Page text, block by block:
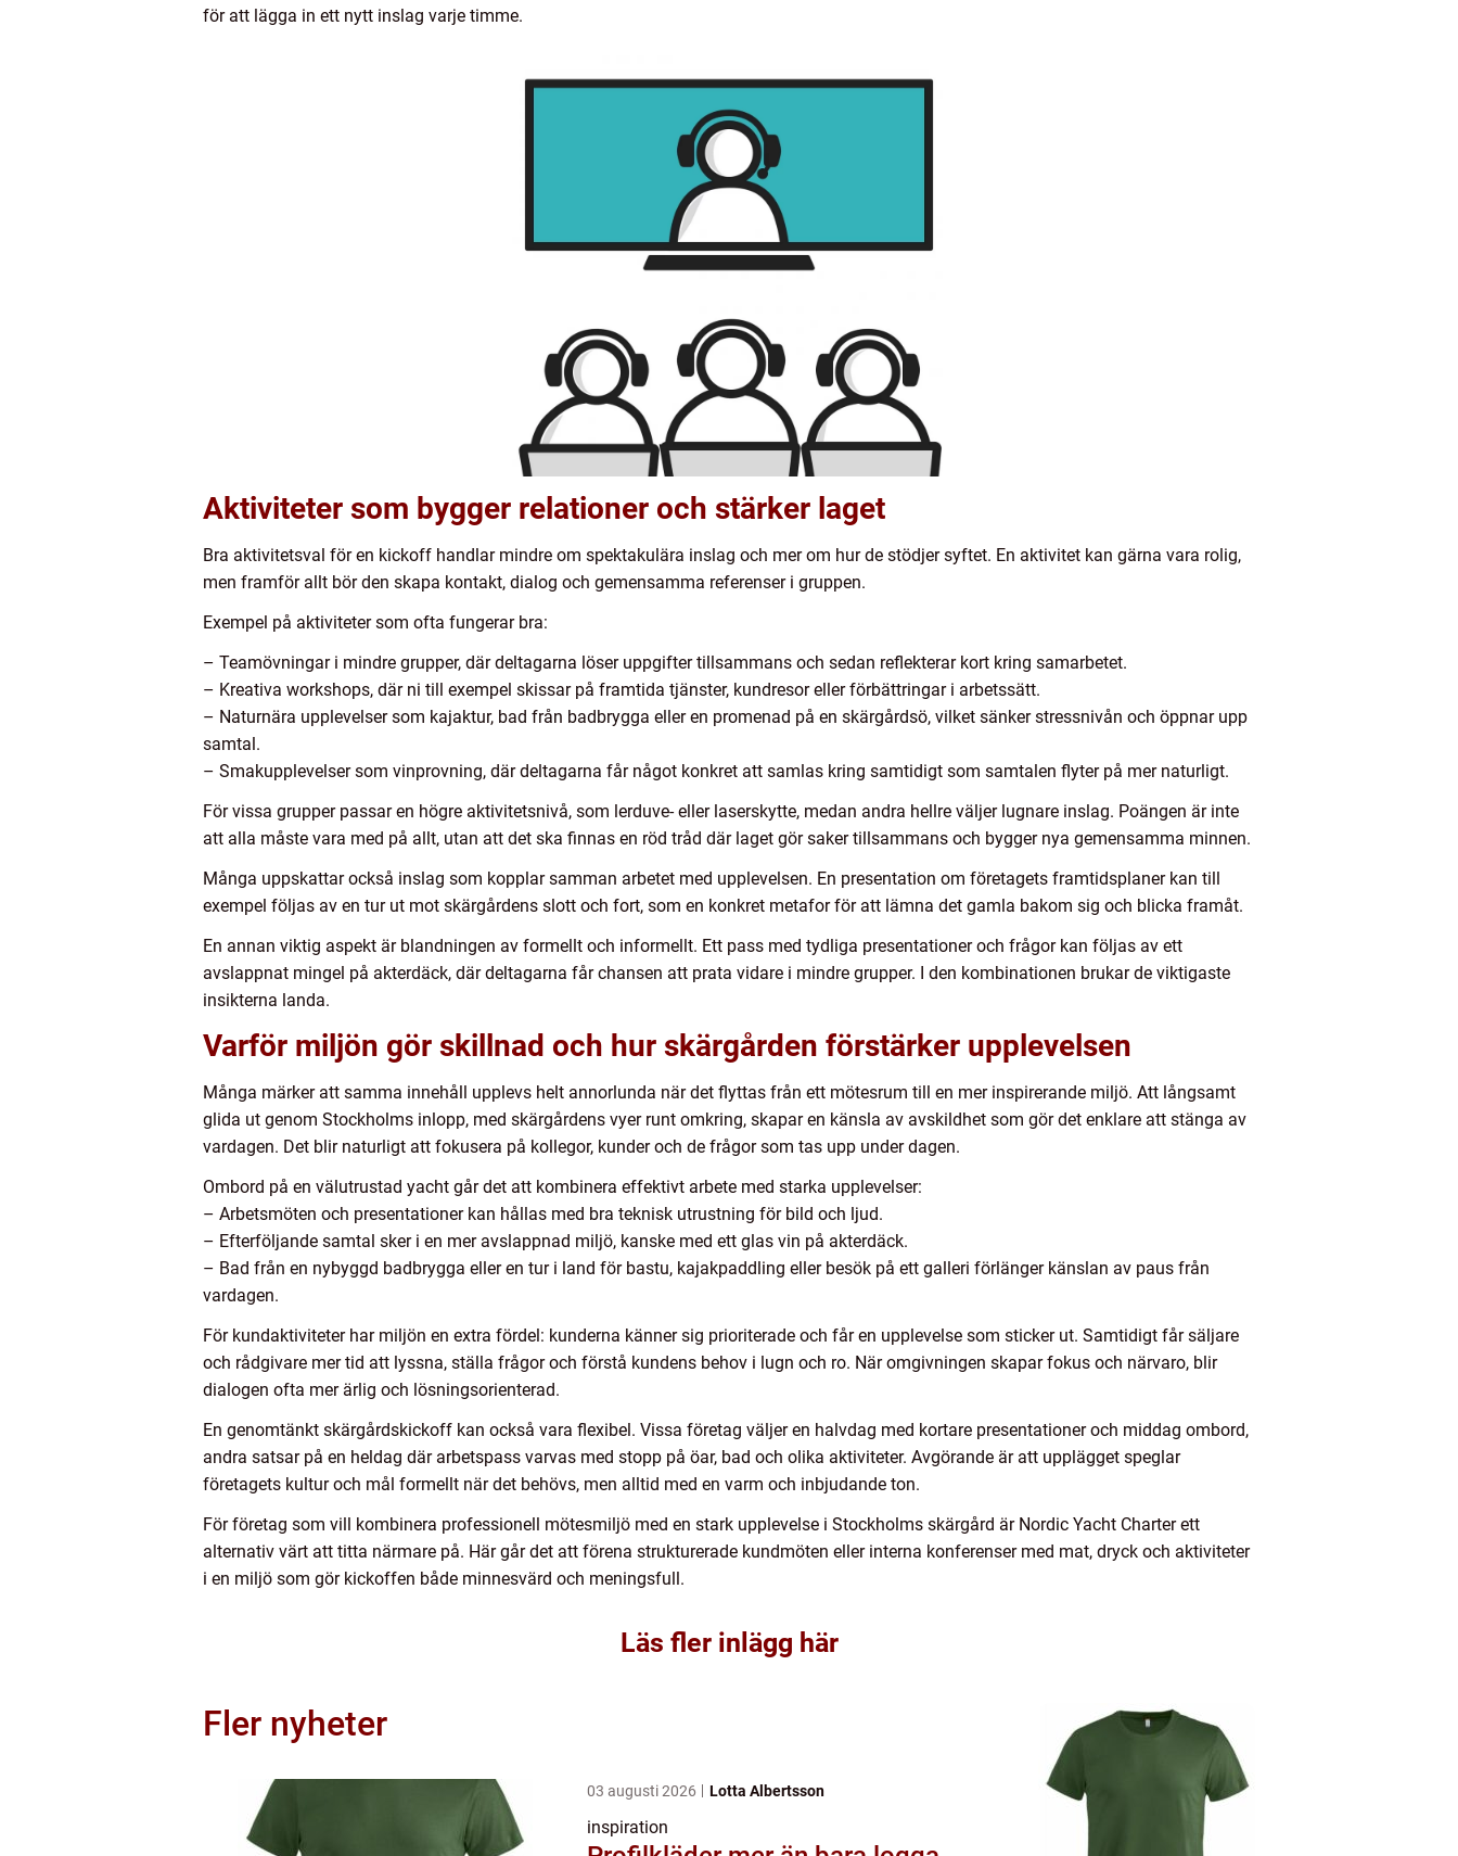
för att lägga in ett nytt inslag varje timme.
Aktiviteter som bygger relationer och stärker laget
Bra aktivitetsval för en kickoff handlar mindre om spektakulära inslag och mer om hur de stödjer syftet. En aktivitet kan gärna vara rolig,
men framför allt bör den skapa kontakt, dialog och gemensamma referenser i gruppen.
Exempel på aktiviteter som ofta fungerar bra:
– Teamövningar i mindre grupper, där deltagarna löser uppgifter tillsammans och sedan reflekterar kort kring samarbetet.
– Kreativa workshops, där ni till exempel skissar på framtida tjänster, kundresor eller förbättringar i arbetssätt.
– Naturnära upplevelser som kajaktur, bad från badbrygga eller en promenad på en skärgårdsö, vilket sänker stressnivån och öppnar upp
samtal.
– Smakupplevelser som vinprovning, där deltagarna får något konkret att samlas kring samtidigt som samtalen flyter på mer naturligt.
För vissa grupper passar en högre aktivitetsnivå, som lerduve- eller laserskytte, medan andra hellre väljer lugnare inslag. Poängen är inte
att alla måste vara med på allt, utan att det ska finnas en röd tråd där laget gör saker tillsammans och bygger nya gemensamma minnen.
Många uppskattar också inslag som kopplar samman arbetet med upplevelsen. En presentation om företagets framtidsplaner kan till
exempel följas av en tur ut mot skärgårdens slott och fort, som en konkret metafor för att lämna det gamla bakom sig och blicka framåt.
En annan viktig aspekt är blandningen av formellt och informellt. Ett pass med tydliga presentationer och frågor kan följas av ett
avslappnat mingel på akterdäck, där deltagarna får chansen att prata vidare i mindre grupper. I den kombinationen brukar de viktigaste
insikterna landa.
Varför miljön gör skillnad och hur skärgården förstärker upplevelsen
Många märker att samma innehåll upplevs helt annorlunda när det flyttas från ett mötesrum till en mer inspirerande miljö. Att långsamt
glida ut genom Stockholms inlopp, med skärgårdens vyer runt omkring, skapar en känsla av avskildhet som gör det enklare att stänga av
vardagen. Det blir naturligt att fokusera på kollegor, kunder och de frågor som tas upp under dagen.
Ombord på en välutrustad yacht går det att kombinera effektivt arbete med starka upplevelser:
– Arbetsmöten och presentationer kan hållas med bra teknisk utrustning för bild och ljud.
– Efterföljande samtal sker i en mer avslappnad miljö, kanske med ett glas vin på akterdäck.
– Bad från en nybyggd badbrygga eller en tur i land för bastu, kajakpaddling eller besök på ett galleri förlänger känslan av paus från
vardagen.
För kundaktiviteter har miljön en extra fördel: kunderna känner sig prioriterade och får en upplevelse som sticker ut. Samtidigt får säljare
och rådgivare mer tid att lyssna, ställa frågor och förstå kundens behov i lugn och ro. När omgivningen skapar fokus och närvaro, blir
dialogen ofta mer ärlig och lösningsorienterad.
En genomtänkt skärgårdskickoff kan också vara flexibel. Vissa företag väljer en halvdag med kortare presentationer och middag ombord,
andra satsar på en heldag där arbetspass varvas med stopp på öar, bad och olika aktiviteter. Avgörande är att upplägget speglar
företagets kultur och mål formellt när det behövs, men alltid med en varm och inbjudande ton.
För företag som vill kombinera professionell mötesmiljö med en stark upplevelse i Stockholms skärgård är Nordic Yacht Charter ett
alternativ värt att titta närmare på. Här går det att förena strukturerade kundmöten eller interna konferenser med mat, dryck och aktiviteter
i en miljö som gör kickoffen både minnesvärd och meningsfull.
Läs fler inlägg här
Fler nyheter
03 augusti 2026 Lotta Albertsson
inspiration